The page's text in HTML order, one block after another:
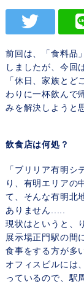
前回は、「食料品
しましたが、今回
「休日、家族と
わりに一杯飲んで
みを解決しようと
飲食店は何処？
「ブリリア有明
り、有明エリアの
て、そんな有明北
ありません.....
現状はというと、
展示場正門駅の間
食事をする方が多
オフィスビルには
っているので、駅